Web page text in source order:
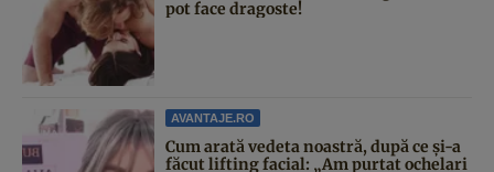
pot face dragoste!
AVANTAJE.RO
Cum arată vedeta noastră, după ce și-a
făcut lifting facial: „Am purtat ochelari